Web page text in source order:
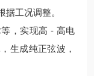
工况调整。
，实现高 - 高电
生成纯正弦波，